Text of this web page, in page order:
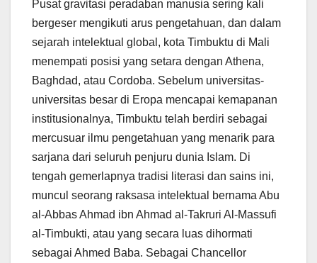
Pusat gravitasi peradaban manusia sering kali
bergeser mengikuti arus pengetahuan, dan dalam
sejarah intelektual global, kota Timbuktu di Mali
menempati posisi yang setara dengan Athena,
Baghdad, atau Cordoba. Sebelum universitas-
universitas besar di Eropa mencapai kemapanan
institusionalnya, Timbuktu telah berdiri sebagai
mercusuar ilmu pengetahuan yang menarik para
sarjana dari seluruh penjuru dunia Islam. Di
tengah gemerlapnya tradisi literasi dan sains ini,
muncul seorang raksasa intelektual bernama Abu
al-Abbas Ahmad ibn Ahmad al-Takruri Al-Massufi
al-Timbukti, atau yang secara luas dihormati
sebagai Ahmed Baba. Sebagai Chancellor